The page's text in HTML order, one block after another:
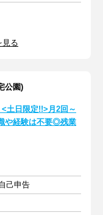
見る
公園)
<土日限定!!>月2回～
や経験は不要◎残業
己申告